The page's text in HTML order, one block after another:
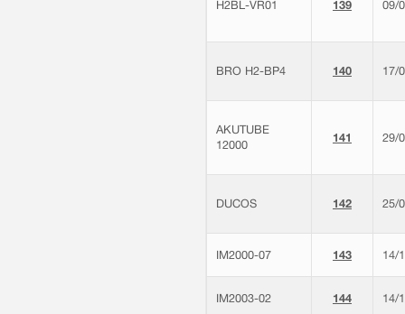
H2BL-VR01 139 09/
BRO H2-BP4 140 17/
AKUTUBE
12000
141 29/
DUCOS 142 25/
IM2000-07 143 14/
IM2003-02 144 14/